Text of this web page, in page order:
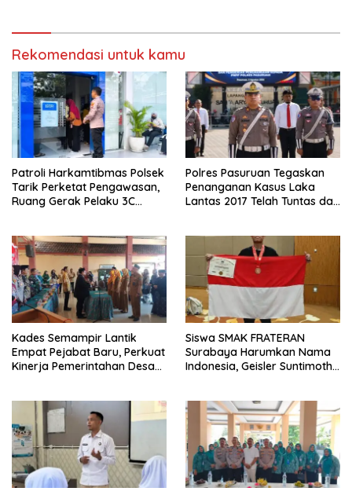
Rekomendasi untuk kamu
Patroli Harkamtibmas Polsek
Tarik Perketat Pengawasan,
Ruang Gerak Pelaku 3C
Polres Pasuruan Tegaskan
Penanganan Kasus Laka
Lantas 2017 Telah Tuntas dan
Kades Semampir Lantik
Empat Pejabat Baru, Perkuat
Kinerja Pemerintahan Desa
Siswa SMAK FRATERAN
Surabaya Harumkan Nama
Indonesia, Geisler Suntimothy